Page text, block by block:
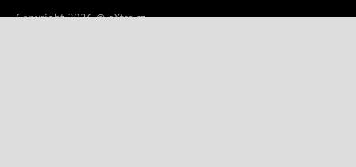
Copyright 2026 © eXtra.cz